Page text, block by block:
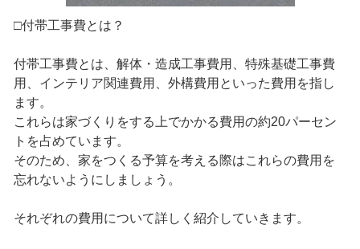
□付帯工事費とは？
付帯工事費とは、解体・造成工事費用、特殊基礎工事費
用、インテリア関連費用、外構費用といった費用を指し
ます。
これらは家づくりをする上でかかる費用の約20パーセン
トを占めています。
そのため、家をつくる予算を考える際はこれらの費用を
忘れないようにしましょう。
それぞれの費用について詳しく紹介していきます。